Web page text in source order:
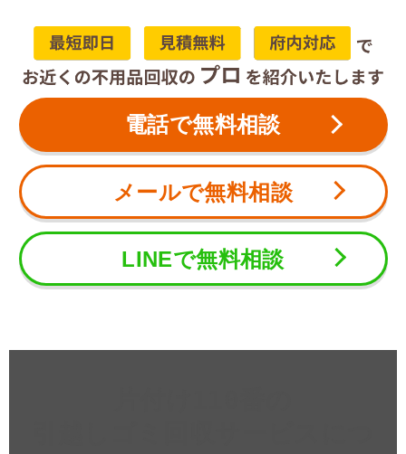
電話で無料相談
メールで無料相談
LINEで無料相談